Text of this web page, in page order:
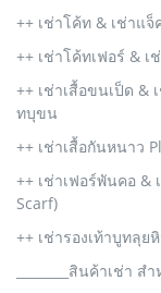
++ เช่าโค้ท & เช่าแจ็
++ เช่าโค้ทเฟอร์ & เ
++ เช่าเสื้อขนเป็ด &
ทบุขน
++ เช่าเสื้อกันหนาว
++ เช่าเฟอร์พันคอ &
Scarf)
++ เช่ารองเท้าบูทลุย
________สินค้าเช่า สำ